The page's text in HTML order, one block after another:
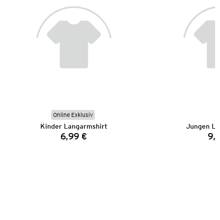
Online Exklusiv
Kinder Langarmshirt
Preis:
6,99 €
Jungen